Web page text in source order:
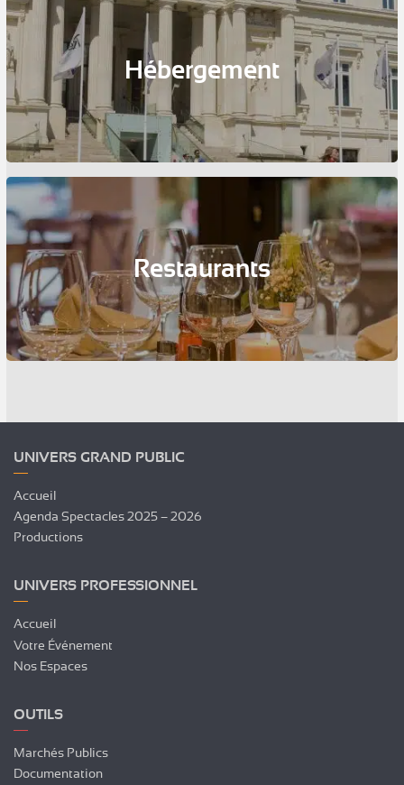
Hébergement
Restaurants
UNIVERS GRAND PUBLIC
Accueil
Agenda Spectacles 2025 – 2026
Productions
UNIVERS PROFESSIONNEL
Accueil
Votre Événement
Nos Espaces
OUTILS
Marchés Publics
Documentation